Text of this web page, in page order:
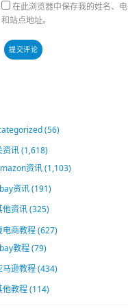
在此浏览器中保存我的姓名、
和站点地址。
(56)
资讯(1,618)
资讯(1,103)
资讯(191)
他资讯(325)
电商教程(627)
教程(79)
马逊教程(434)
他教程(114)